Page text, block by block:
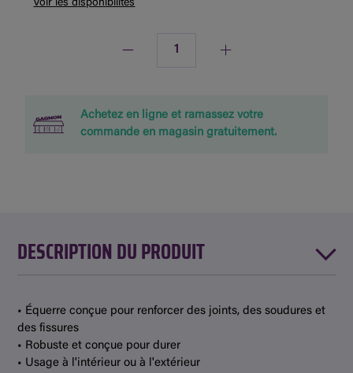
Voir les disponibilités
Achetez en ligne et ramassez votre
commande en magasin gratuitement.
DESCRIPTION DU PRODUIT
• Équerre conçue pour renforcer des joints, des soudures et
des fissures
• Robuste et conçue pour durer
• Usage à l'intérieur ou à l'extérieur